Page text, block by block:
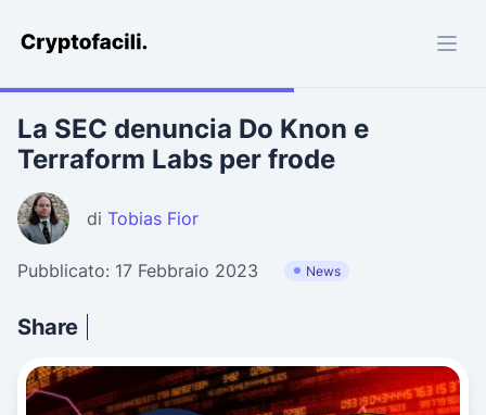
Cryptofacili.com
La SEC denuncia Do Knon e
Terraform Labs per frode
di Tobias Fior
Pubblicato: 17 Febbraio 2023 News
Share